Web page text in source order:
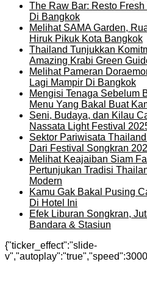
The Raw Bar: Resto
Di Bangkok
Melihat SAMA Garden,
Hiruk Pikuk Kota Bangkok
Thailand Tunjukkan
Amazing Krabi Green
Melihat Pameran
Lagi Mampir Di Bangkok
Mengisi Tenaga Sebelum
Menu Yang Bakal Buat
Seni, Budaya, dan Kilau
Nassata Light Festival
Sektor Pariwisata
Dari Festival Songkran
Melihat Keajaiban Siam
Pertunjukan Tradisi
Modern
Kamu Gak Bakal Pusing
Di Hotel Ini
Efek Liburan Songkran,
Bandara & Stasiun
{"ticker_effect":"slide-